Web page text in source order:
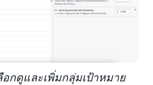
กดูและเพิ่มกลุ่มเป้าหมาย